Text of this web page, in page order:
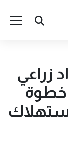
زراعي
عاماً.. خطوة